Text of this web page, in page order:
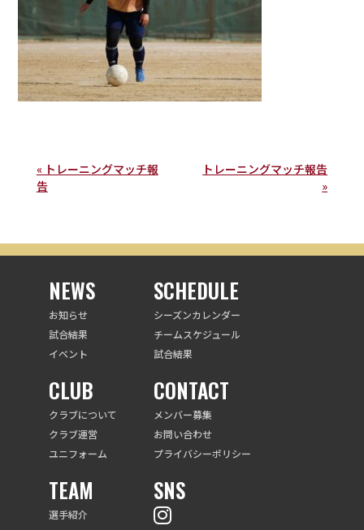
« トレーニングマッチ報
告
トレーニングマッチ報告
»
NEWS
お知らせ
試合結果
イベント
CLUB
クラブについて
クラブ運営
ユニフォーム
TEAM
選手紹介
SCHEDULE
シーズンカレンダー
チームスケジュール
試合結果
CONTACT
メンバー募集
お問い合わせ
プライバシーポリシー
SNS